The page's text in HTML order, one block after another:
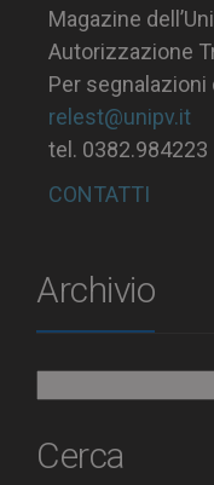
Magazine
Autorizzazione
Per segnalazioni
relest@unipv.it
tel. 0382.984223
CONTATTI
Archivio
Cerca